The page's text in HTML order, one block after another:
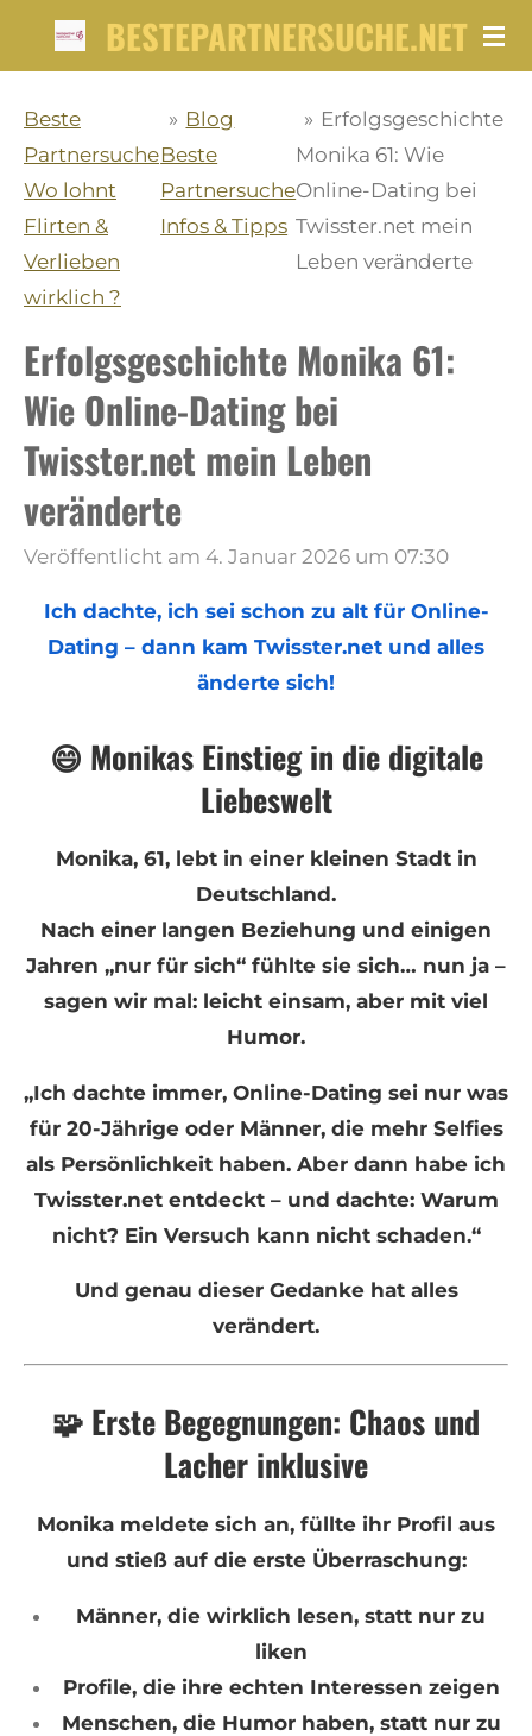
BESTEPARTNERSUCHE.NET
Beste
Partnersuche
Wo lohnt
Flirten &
Verlieben
wirklich ?
» Blog
Beste
Partnersuche
Infos & Tipps
» Erfolgsgeschichte
Monika 61: Wie
Online-Dating bei
Twisster.net mein
Leben veränderte
Erfolgsgeschichte Monika 61:
Wie Online-Dating bei
Twisster.net mein Leben
veränderte
Veröffentlicht am 4. Januar 2026 um 07:30
Ich dachte, ich sei schon zu alt für Online-
Dating – dann kam Twisster.net und alles
änderte sich!
😄 Monikas Einstieg in die digitale
Liebeswelt
Monika, 61, lebt in einer kleinen Stadt in
Deutschland.
Nach einer langen Beziehung und einigen
Jahren „nur für sich“ fühlte sie sich… nun ja –
sagen wir mal: leicht einsam, aber mit viel
Humor.
„Ich dachte immer, Online-Dating sei nur was
für 20-Jährige oder Männer, die mehr Selfies
als Persönlichkeit haben. Aber dann habe ich
Twisster.net entdeckt – und dachte: Warum
nicht? Ein Versuch kann nicht schaden.“
Und genau dieser Gedanke hat alles
verändert.
🧩 Erste Begegnungen: Chaos und
Lacher inklusive
Monika meldete sich an, füllte ihr Profil aus
und stieß auf die erste Überraschung:
Männer, die wirklich lesen, statt nur zu
liken
Profile, die ihre echten Interessen zeigen
Menschen, die Humor haben, statt nur zu